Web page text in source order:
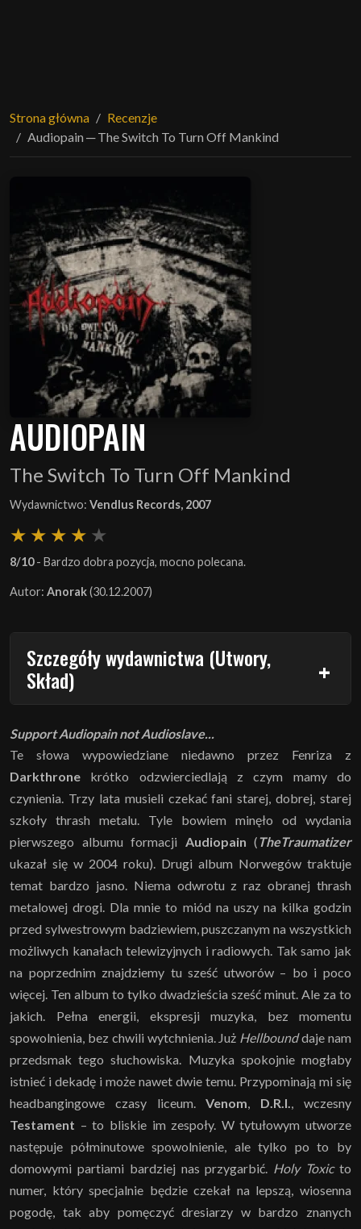
Strona główna
Recenzje
Audiopain ─ The Switch To Turn Off Mankind
AUDIOPAIN
The Switch To Turn Off Mankind
Wydawnictwo: Vendlus Records, 2007
8/10- Bardzo dobra pozycja, mocno polecana.
Autor: Anorak(30.12.2007)
Szczegóły wydawnictwa (Utwory,
Skład)
Support Audiopain not Audioslave...
Te słowa wypowiedziane niedawno przez Fenriza z
Darkthrone krótko odzwierciedlają z czym mamy do
czynienia. Trzy lata musieli czekać fani starej, dobrej, starej
szkoły thrash metalu. Tyle bowiem minęło od wydania
pierwszego albumu formacji Audiopain (TheTraumatizer
ukazał się w 2004 roku). Drugi album Norwegów traktuje
temat bardzo jasno. Niema odwrotu z raz obranej thrash
metalowej drogi. Dla mnie to miód na uszy na kilka godzin
przed sylwestrowym badziewiem, puszczanym na wszystkich
możliwych kanałach telewizyjnych i radiowych. Tak samo jak
na poprzednim znajdziemy tu sześć utworów – bo i poco
więcej. Ten album to tylko dwadzieścia sześć minut. Ale za to
jakich. Pełna energii, ekspresji muzyka, bez momentu
spowolnienia, bez chwili wytchnienia. Już Hellbounddaje nam
przedsmak tego słuchowiska. Muzyka spokojnie mogłaby
istnieć i dekadę i może nawet dwie temu. Przypominają mi się
headbangingowe czasy liceum.Venom D.R.I.
, wczesny
Testament – to bliskie im zespoły. W tytułowym utworze
następuje półminutowe spowolnienie, ale tylko po to by
domowymi partiami bardziej nas przygarbić. Holy Toxicto
numer, który specjalnie będzie czekał na lepszą, wiosenna
pogodę, tak aby pomęczyć dresiarzy w bardzo znanych